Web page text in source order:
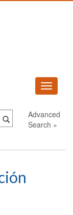
Advanced
Search »